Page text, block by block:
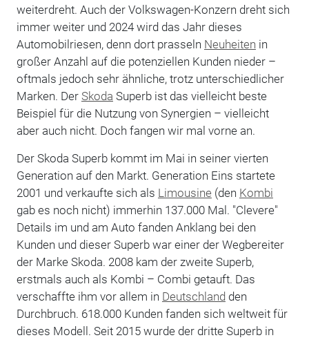
weiterdreht. Auch der Volkswagen-Konzern dreht sich
immer weiter und 2024 wird das Jahr dieses
Automobilriesen, denn dort prasseln Neuheiten in
großer Anzahl auf die potenziellen Kunden nieder –
oftmals jedoch sehr ähnliche, trotz unterschiedlicher
Marken. Der Skoda Superb ist das vielleicht beste
Beispiel für die Nutzung von Synergien – vielleicht
aber auch nicht. Doch fangen wir mal vorne an.
Der Skoda Superb kommt im Mai in seiner vierten
Generation auf den Markt. Generation Eins startete
2001 und verkaufte sich als Limousine (den Kombi
gab es noch nicht) immerhin 137.000 Mal. "Clevere"
Details im und am Auto fanden Anklang bei den
Kunden und dieser Superb war einer der Wegbereiter
der Marke Skoda. 2008 kam der zweite Superb,
erstmals auch als Kombi – Combi getauft. Das
verschaffte ihm vor allem in Deutschland den
Durchbruch. 618.000 Kunden fanden sich weltweit für
dieses Modell. Seit 2015 wurde der dritte Superb in